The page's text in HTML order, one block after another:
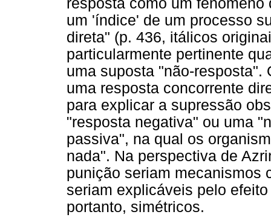
resposta como um
um 'índice' de um processo
direta" (p. 436, itálicos
particularmente pertinente
uma suposta "não-resposta".
uma resposta concorrente
para explicar a supressão
"resposta negativa" ou uma
passiva", na qual os
nada". Na perspectiva de
punição seriam mecanismos
seriam explicáveis pelo
portanto, simétricos.